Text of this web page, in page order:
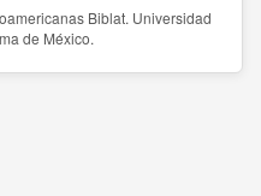
Biblat. Universidad
de México.